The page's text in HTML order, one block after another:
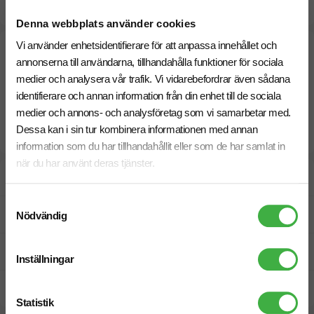
Denna webbplats använder cookies
Vi använder enhetsidentifierare för att anpassa innehållet och
annonserna till användarna, tillhandahålla funktioner för sociala
medier och analysera vår trafik. Vi vidarebefordrar även sådana
identifierare och annan information från din enhet till de sociala
medier och annons- och analysföretag som vi samarbetar med.
Dessa kan i sin tur kombinera informationen med annan
information som du har tillhandahållit eller som de har samlat in
när du har använt deras tjänster.
Nödvändig
Inställningar
Statistik
Fri offert